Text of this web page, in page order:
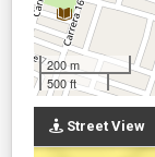
200 m
500 ft
Street View